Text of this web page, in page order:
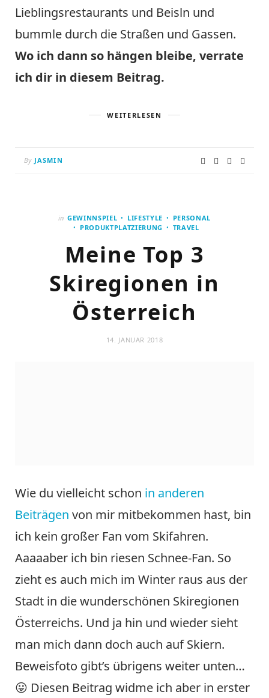
Lieblingsrestaurants und Beisln und
bummle durch die Straßen und Gassen.
Wo ich dann so hängen bleibe, verrate
ich dir in diesem Beitrag.
WEITERLESEN
By JASMIN
in GEWINNSPIEL LIFESTYLE
PERSONAL
PRODUKTPLATZIERUNG
TRAVEL
Meine Top 3
Skiregionen in
Österreich
14. JANUAR 2018
Wie du vielleicht schon in anderen
Beiträgen von mir mitbekommen hast, bin
ich kein großer Fan vom Skifahren.
Aaaaaber ich bin riesen Schnee-Fan. So
zieht es auch mich im Winter raus aus der
Stadt in die wunderschönen Skiregionen
Österreichs. Und ja hin und wieder sieht
man mich dann doch auch auf Skiern.
Beweisfoto gibt’s übrigens weiter unten…
😛 Diesen Beitrag widme ich aber in erster